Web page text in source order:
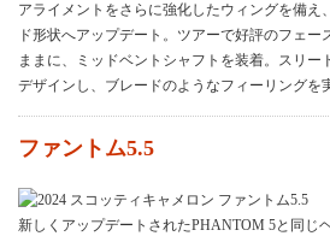
アライメントをさらに強化したウィングを備え
ド形状へアップデート。ツアーで好評のフェ
ままに、ミッドベントシャフトを装着。スリー
デザインし、ブレードのようなフィーリングを
ファントム5.5
新しくアップデートされたPHANTOM 5と同じ